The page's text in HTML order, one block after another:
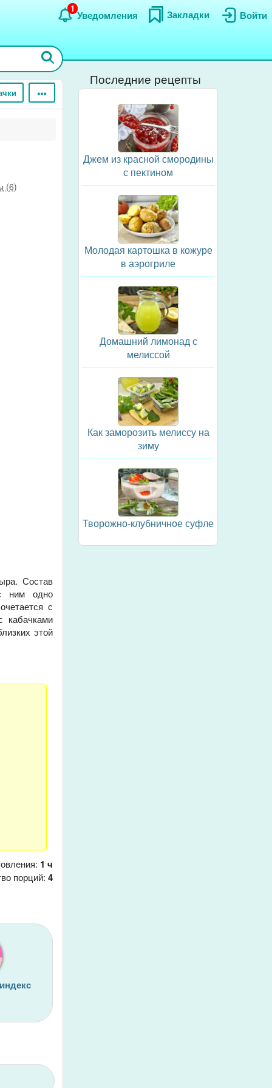
Войти
Закладки
Уведомления
1
(6)
Состав
ним одно
с
кабачками
этой
1 ч
порций: 4
Последние рецепты
Джем из красной смородины
с пектином
Молодая картошка в кожуре
в аэрогриле
Домашний лимонад с
мелиссой
Как заморозить мелиссу на
зиму
Творожно-клубничное суфле